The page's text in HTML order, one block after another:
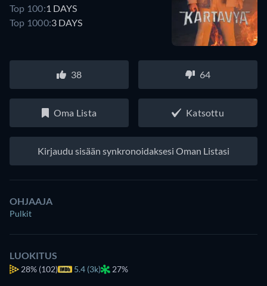
Top 100:1 DAYS
Top 1000:3 DAYS
38 64
Oma Lista Katsottu
Kirjaudu sisään synkronoidaksesi Oman Listasi
OHJAAJA
Pulkit
LUOKITUS
28% (102) 5.4 (3k) 27%